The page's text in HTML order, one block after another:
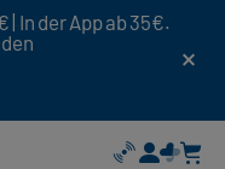
| In der App ab 35€.